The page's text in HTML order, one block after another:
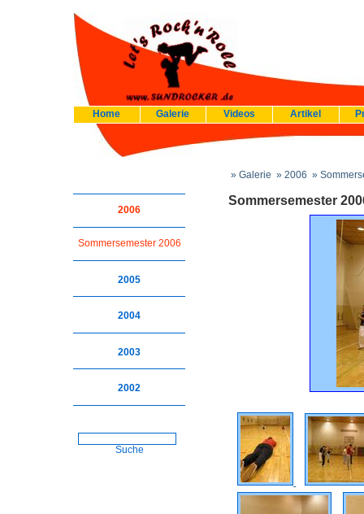
Home Galerie Videos Artikel
2006
Sommersemester 2006
2005
2004
2003
2002
Suche
» Galerie » 2006 »
Sommersemester